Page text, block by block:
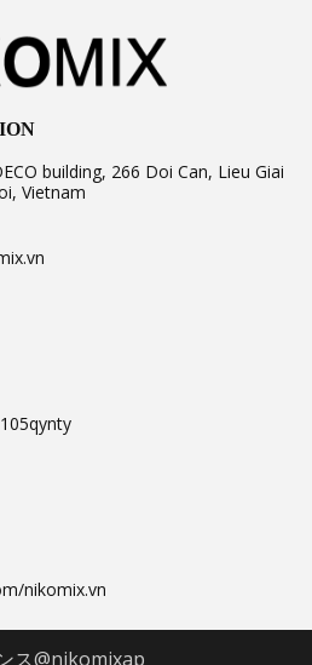
building, 266 Doi Can, Lieu Giai
Vietnam
nikomix.vn
ス@nikomixap